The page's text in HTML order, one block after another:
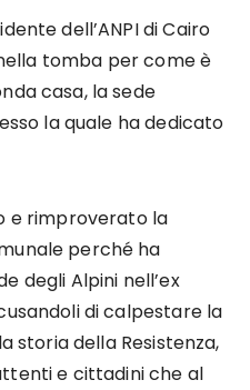
dell’ANPI di Cairo
tomba per come è
casa, la sede
la quale ha dedicato
e rimproverato la
perché ha
degli Alpini nell’ex
di calpestare la
storia della Resistenza,
e cittadini che al